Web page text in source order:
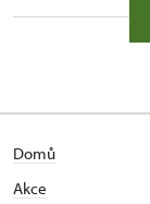
Domů
Akce